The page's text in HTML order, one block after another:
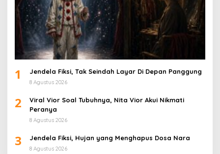
1 Jendela Fiksi, Tak Seindah Layar Di Depan Panggung
8 Agustus 2026
2
Viral Vior Soal Tubuhnya, Nita Vior Akui Nikmati
Peranya
8 Agustus 2026
3 Jendela Fiksi, Hujan yang Menghapus Dosa Nara
8 Agustus 2026